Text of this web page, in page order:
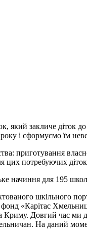
який закличе
і сформуємо їм
приготування
цих потребуючих
начиння для 195
шкільного
«Карітас
Криму. Довгий час
На даний